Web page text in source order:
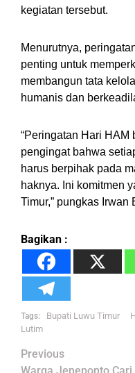
kegiatan tersebut.
Menurutnya,
penting untuk
membangun tata
humanis dan
“Peringatan Hari HAM
pengingat bahwa
harus berpihak pada
haknya. Ini komitmen
Timur,” pungkas
Bagikan :
Tags: Bupati Luwu Timur
Lutim
Post
Previous